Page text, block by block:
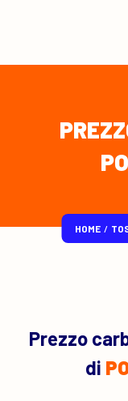
HOME /
Prezzo
di